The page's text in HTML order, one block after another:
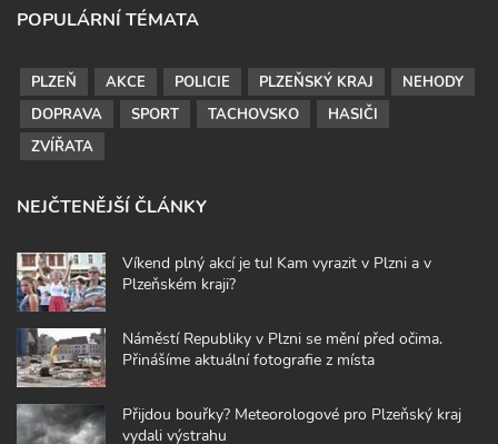
POPULÁRNÍ TÉMATA
PLZEŇ AKCE POLICIE PLZEŇSKÝ KRAJ
NEHODY
DOPRAVA
SPORT TACHOVSKO
HASIČI
ZVÍŘATA
NEJČTENĚJŠÍ ČLÁNKY
Víkend plný akcí je tu! Kam vyrazit v Plzni a v
Plzeňském kraji?
Náměstí Republiky v Plzni se mění před očima.
Přinášíme aktuální fotografie z místa
Přijdou bouřky? Meteorologové pro Plzeňský kraj
vydali výstrahu